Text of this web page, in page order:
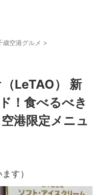
歳空港グルメ >
LeTAO） 新
！食べるべき
港限定メニュ
す）